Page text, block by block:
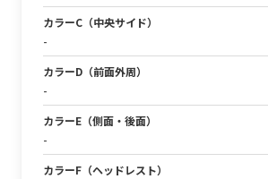
カラーC（中央サイド）
-
カラーD（前面外周）
-
カラーE（側面・後面）
-
カラーF（ヘッドレスト）